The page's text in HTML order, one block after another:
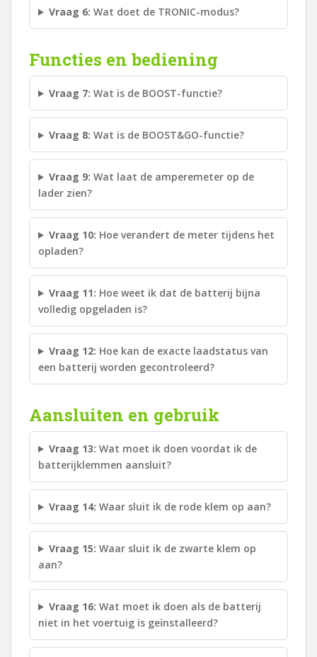
Vraag 6: Wat doet de TRONIC-modus?
Functies en bediening
Vraag 7: Wat is de BOOST-functie?
Vraag 8: Wat is de BOOST&GO-functie?
Vraag 9: Wat laat de amperemeter op de
lader zien?
Vraag 10: Hoe verandert de meter tijdens het
opladen?
Vraag 11: Hoe weet ik dat de batterij bijna
volledig opgeladen is?
Vraag 12: Hoe kan de exacte laadstatus van
een batterij worden gecontroleerd?
Aansluiten en gebruik
Vraag 13: Wat moet ik doen voordat ik de
batterijklemmen aansluit?
Vraag 14: Waar sluit ik de rode klem op aan?
Vraag 15: Waar sluit ik de zwarte klem op
aan?
Vraag 16: Wat moet ik doen als de batterij
niet in het voertuig is geïnstalleerd?